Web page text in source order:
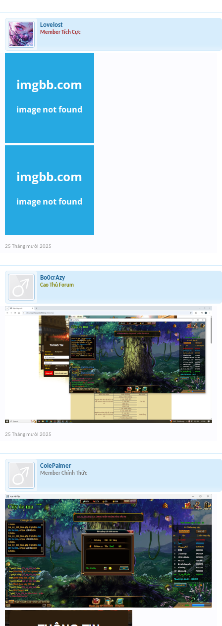
Lovelost
Member Tích Cực
25 Tháng mười 2025
Bo0crAzy
Cao Thủ Forum
25 Tháng mười 2025
ColePalmer
Member Chính Thức